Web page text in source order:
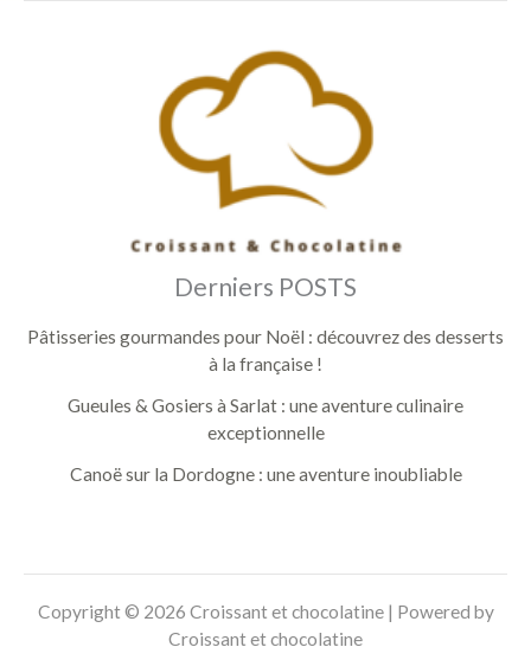
Derniers POSTS
Pâtisseries gourmandes pour Noël : découvrez des desserts
à la française !
Gueules & Gosiers à Sarlat : une aventure culinaire
exceptionnelle
Canoë sur la Dordogne : une aventure inoubliable
Copyright © 2026 Croissant et chocolatine | Powered by
Croissant et chocolatine